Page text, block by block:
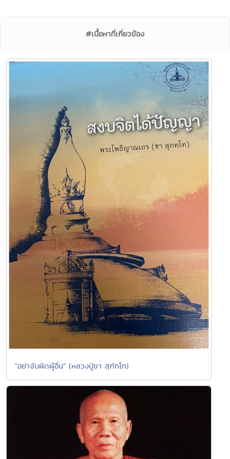
#เนื้อหาที่เกี่ยวข้อง
"อย่าจับผิดผู้อื่น" (หลวงปู่ชา สุภัทโท)